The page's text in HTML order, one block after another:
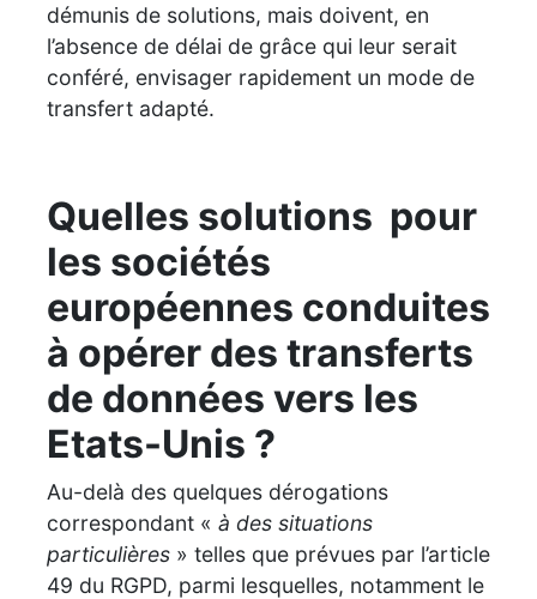
démunis de solutions, mais doivent, en
l’absence de délai de grâce qui leur serait
conféré, envisager rapidement un mode de
transfert adapté.
Quelles solutions pour
les sociétés
européennes conduites
à opérer des transferts
de données vers les
Etats-Unis ?
Au-delà des quelques dérogations
correspondant « à des situations
particulières » telles que prévues par l’article
49 du RGPD, parmi lesquelles, notamment le